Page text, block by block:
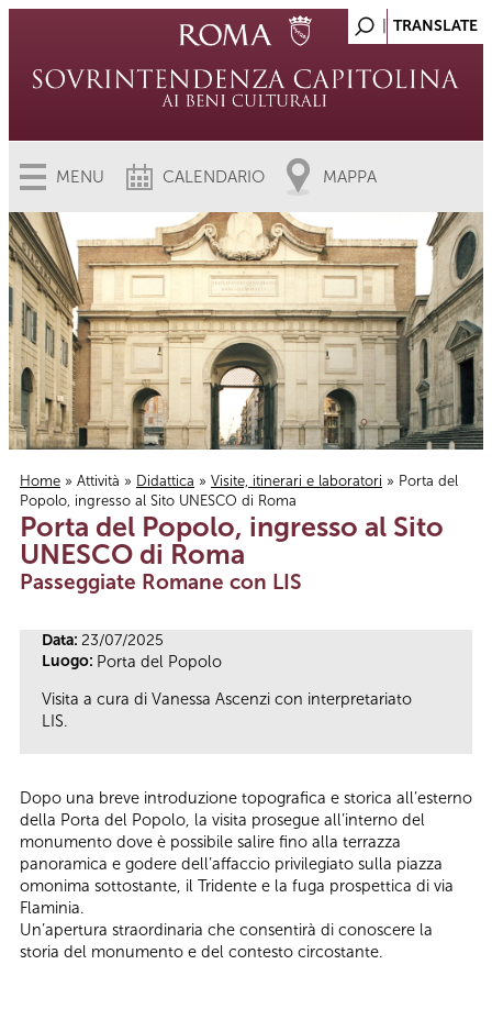
MENU CALENDARIO MAPPA
Tu sei qui
Home » Attività » Didattica » Visite, itinerari e laboratori » Porta del
Popolo, ingresso al Sito UNESCO di Roma
Porta del Popolo, ingresso al Sito
UNESCO di Roma
Passeggiate Romane con LIS
Data: 23/07/2025
Luogo: Porta del Popolo
Visita a cura di Vanessa Ascenzi con interpretariato
LIS.
Dopo una breve introduzione topografica e storica all’esterno
della Porta del Popolo, la visita prosegue all’interno del
monumento dove è possibile salire fino alla terrazza
panoramica e godere dell’affaccio privilegiato sulla piazza
omonima sottostante, il Tridente e la fuga prospettica di via
Flaminia.
Un’apertura straordinaria che consentirà di conoscere la
storia del monumento e del contesto circostante.